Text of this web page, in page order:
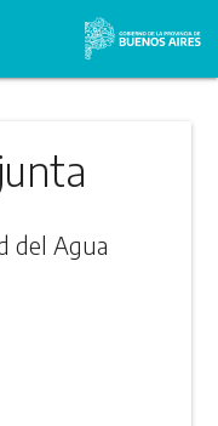
del Agua